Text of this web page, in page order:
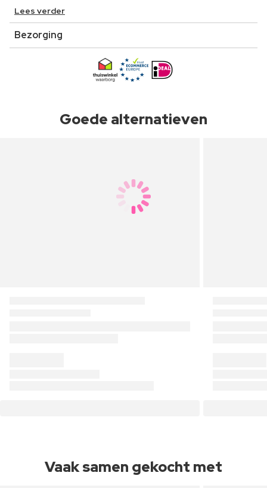
Lees verder
Bezorging
Goede alternatieven
Vaak samen gekocht met